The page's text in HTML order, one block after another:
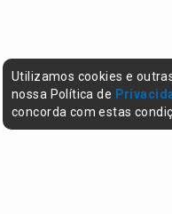
Utilizamos cookies e
nossa Política de
concorda com estas